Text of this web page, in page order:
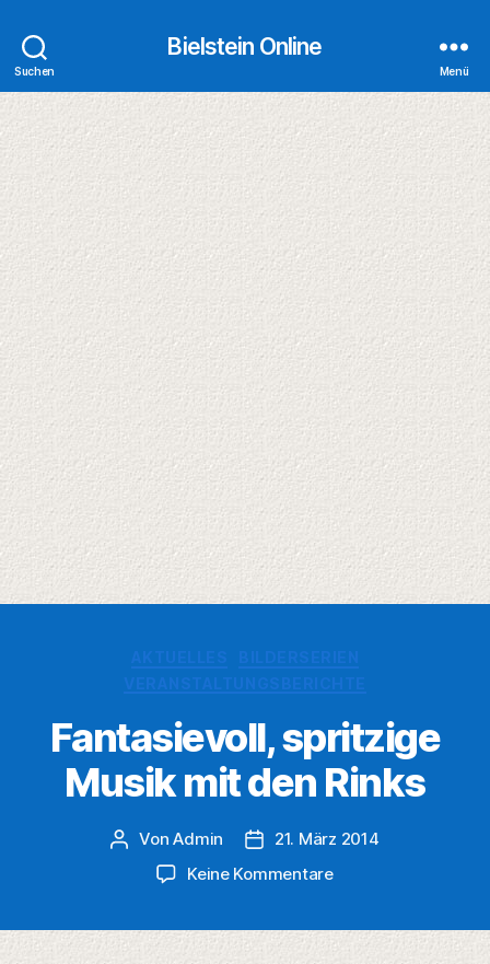
Suchen
Bielstein Online
Menü
Fantasievoll, spritzige
Musik mit den Rinks
Beitragsautor
VonAdmin Veröffentlichungsdatum
21. März 2014
Keine Kommentarezu
Musik